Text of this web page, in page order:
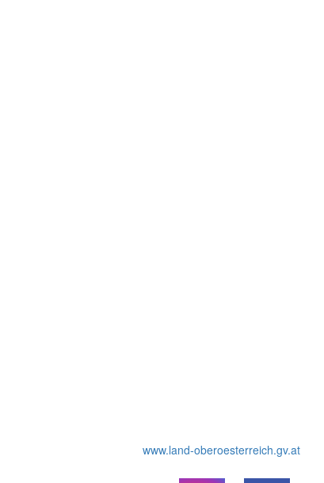
www.land-oberoesterreich.gv.at